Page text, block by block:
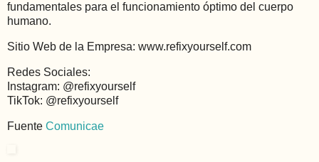
fundamentales para el funcionamiento óptimo del cuerpo
humano.
Sitio Web de la Empresa: www.refixyourself.com
Redes Sociales:
Instagram: @refixyourself
TikTok: @refixyourself
Fuente Comunicae